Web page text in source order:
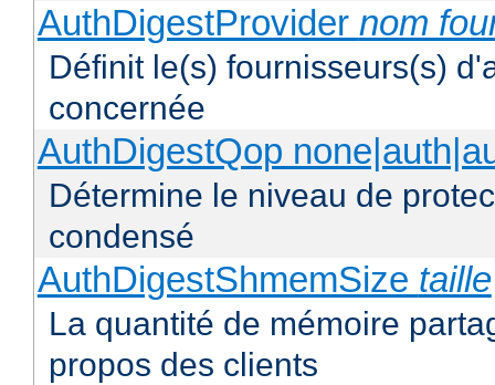
AuthDigestProvider nom
Définit le(s) fournisseurs(s)
concernée
AuthDigestQop
Détermine le niveau de
condensé
AuthDigestShmemSize taille
La quantité de mémoire
propos des clients